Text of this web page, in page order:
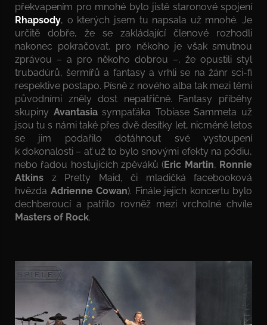
překvapením pro mnohé bylo jistě staronové spojení
Rhapsody, o kterých jsem tu napsala už mnohé. Je
určitě dobře, že se zakládající členové rozhodli
nakonec pokračovat, pro někoho je však smutnou
zprávou – a pro někoho dobrou –, že opustili styl
trubadúrů, šermířů a fantasy a vrhli se na žánr sci-fi
respektive postapo. Písně z nového alba tak mezi těmi
původními zněly dost nepatřičně. Fantasy příběhy
skupiny Avantasiasympaťáka Tobiase Sammeta už
jsou tu s námi také přes dvě desítky let, nicméně letos
se jim podařilo dotáhnout své vystoupení
k dokonalosti – ať už to bylo snovými efekty na pódiu,
nebo řadou hostujících zpěváků (Eric Martin, Ronnie
Atkins z Pretty Maid, či mladičká facebooková
hvězda Adrienne Cowan). Finále jejich koncertu bylo
dechberoucí a patřilo rovněž mezi vrcholné chvíle
Masters of Rock.